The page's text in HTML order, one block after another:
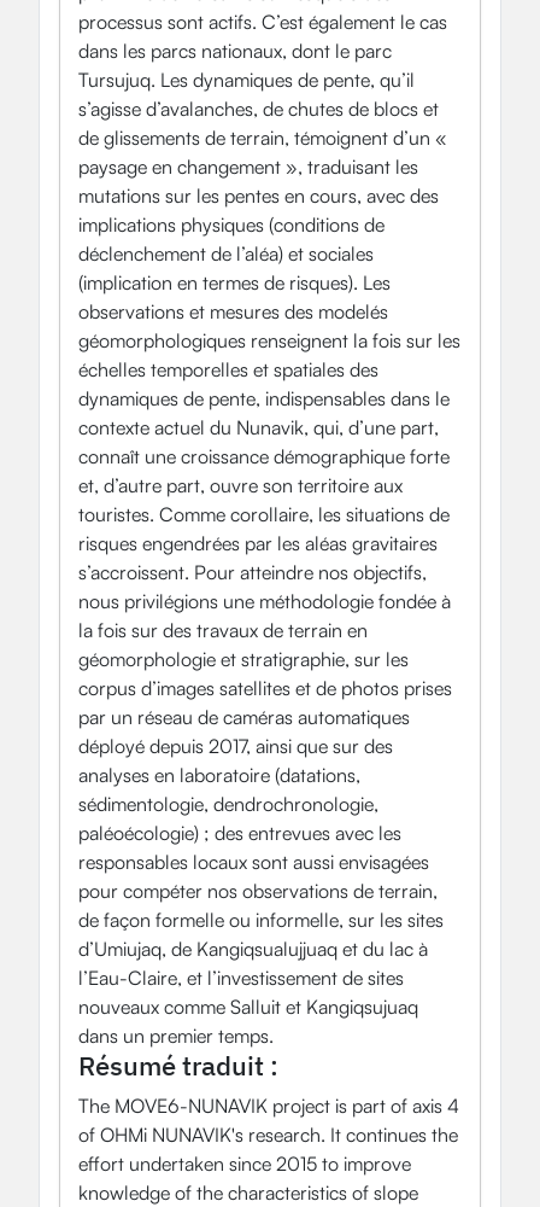
processus sont actifs. C’est également le cas
dans les parcs nationaux, dont le parc
Tursujuq. Les dynamiques de pente, qu’il
s’agisse d’avalanches, de chutes de blocs et
de glissements de terrain, témoignent d’un «
paysage en changement », traduisant les
mutations sur les pentes en cours, avec des
implications physiques (conditions de
déclenchement de l’aléa) et sociales
(implication en termes de risques). Les
observations et mesures des modelés
géomorphologiques renseignent la fois sur les
échelles temporelles et spatiales des
dynamiques de pente, indispensables dans le
contexte actuel du Nunavik, qui, d’une part,
connaît une croissance démographique forte
et, d’autre part, ouvre son territoire aux
touristes. Comme corollaire, les situations de
risques engendrées par les aléas gravitaires
s’accroissent. Pour atteindre nos objectifs,
nous privilégions une méthodologie fondée à
la fois sur des travaux de terrain en
géomorphologie et stratigraphie, sur les
corpus d’images satellites et de photos prises
par un réseau de caméras automatiques
déployé depuis 2017, ainsi que sur des
analyses en laboratoire (datations,
sédimentologie, dendrochronologie,
paléoécologie) ; des entrevues avec les
responsables locaux sont aussi envisagées
pour compéter nos observations de terrain,
de façon formelle ou informelle, sur les sites
d’Umiujaq, de Kangiqsualujjuaq et du lac à
l’Eau-Claire, et l’investissement de sites
nouveaux comme Salluit et Kangiqsujuaq
dans un premier temps.
Résumé traduit :
The MOVE6-NUNAVIK project is part of axis 4
of OHMi NUNAVIK's research. It continues the
effort undertaken since 2015 to improve
knowledge of the characteristics of slope